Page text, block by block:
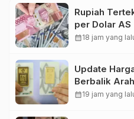
Rupiah
per Dolar AS
calendar_month18 jam yang
Update
Berbalik
calendar_month19 jam yang